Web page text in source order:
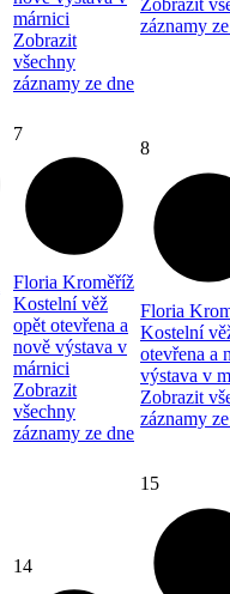
márnici
Zobrazit
všechny
záznamy ze dne
Zobrazit
záznamy
7
Floria Kroměříž
Kostelní věž
opět otevřena a
nově výstava v
márnici
Zobrazit
všechny
záznamy ze dne
8
Floria
Kostelní
otevřena a
výstava v
Zobrazit
záznamy
14
15